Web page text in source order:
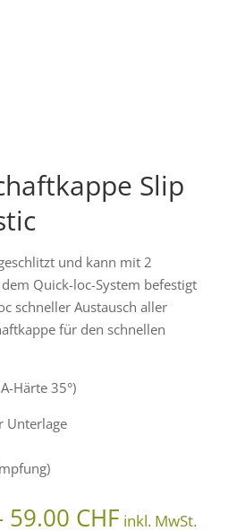
Slip
und kann mit 2
Quick-loc-System befestigt
schneller Austausch aller
für den schnellen
Härte 35°)
Unterlage
59.00 CHF inkl. MwSt.